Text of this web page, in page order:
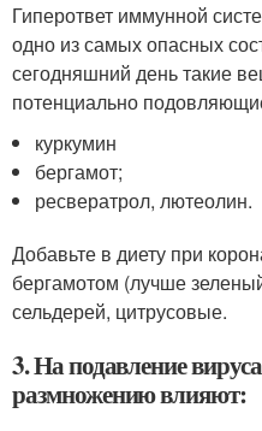
Гиперответ иммунной
одно из самых опасных
сегодняшний день такие
потенциально
куркумин
бергамот;
ресвератрол, лютеолин.
Добавьте в диету при
бергамотом (лучше
сельдерей, цитрусовые.
3. На подавление
размножению влияют: